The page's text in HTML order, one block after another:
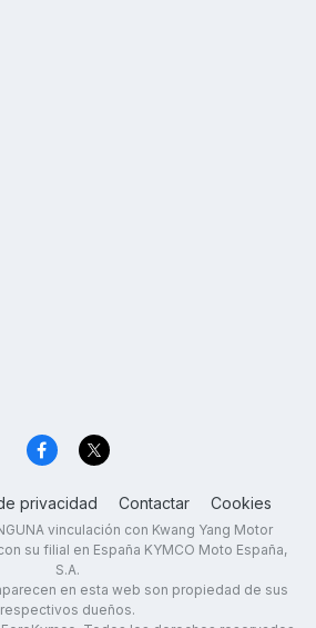
privacidad Contactar Cookies
vinculación con Kwang Yang Motor
su filial en España KYMCO Moto España,
S.A.
en esta web son propiedad de sus
respectivos dueños.